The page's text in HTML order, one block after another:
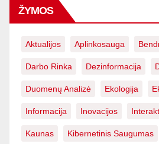
ŽYMOS
Aktualijos Aplinkosauga
Darbo Rinka Dezinformacija
Duomenų Analizė Ekologija
Informacija Inovacijos
Kaunas Kibernetinis Saugumas